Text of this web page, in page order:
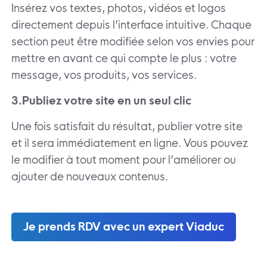
Insérez vos textes, photos, vidéos et logos
directement depuis l’interface intuitive. Chaque
section peut être modifiée selon vos envies pour
mettre en avant ce qui compte le plus : votre
message, vos produits, vos services.
3.Publiez votre site en un seul clic
Une fois satisfait du résultat, publier votre site
et il sera immédiatement en ligne. Vous pouvez
le modifier à tout moment pour l’améliorer ou
ajouter de nouveaux contenus.
Je prends RDV avec un expert Viaduc